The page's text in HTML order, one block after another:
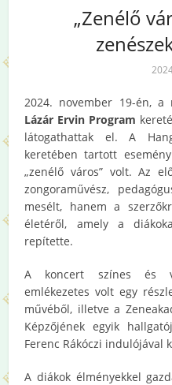
„Zenélő
2024. november 19-én,
Lázár Ervin Program
látogathattak el. A
keretében tartott
„zenélő város” volt. Az
zongoraművész,
mesélt, hanem a
életéről, amely a
repítette.
A koncert színes és
emlékezetes volt egy
művéből, illetve a
Képzőjének egyik
Ferenc Rákóczi indulójával
A diákok élményekkel